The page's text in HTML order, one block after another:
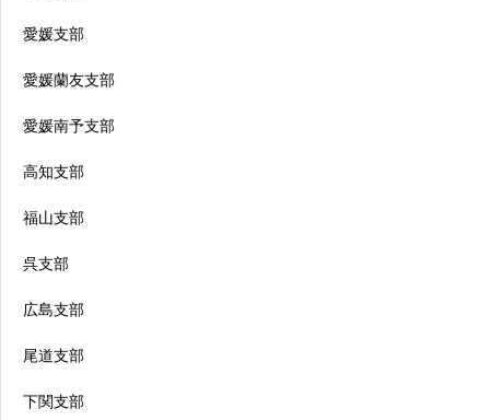
愛媛支部
愛媛蘭友支部
愛媛南予支部
高知支部
福山支部
呉支部
広島支部
尾道支部
下関支部